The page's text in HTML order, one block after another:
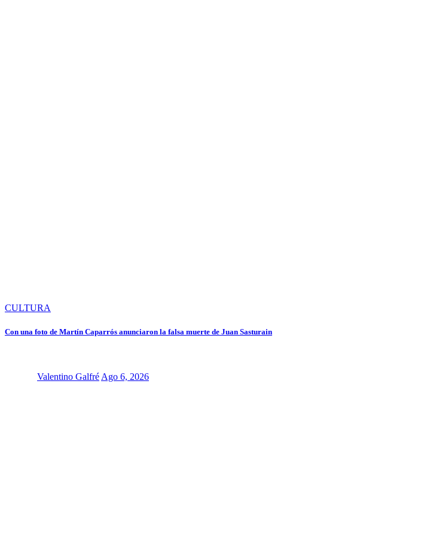
CULTURA
Con una foto de Martín Caparrós anunciaron la falsa muerte de Juan Sasturain
Valentino Galfré Ago 6, 2026